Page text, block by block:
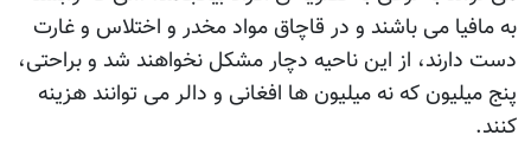
به مافيا می باشند و در قاچاق مواد مخدر و اختلاس و غارت
دست دارند، از اين ناحیه دچار مشکل نخواهند شد و براحتی،
پنج ميليون که نه ميليون ها افغانی و دالر می توانند هزينه
کنند.